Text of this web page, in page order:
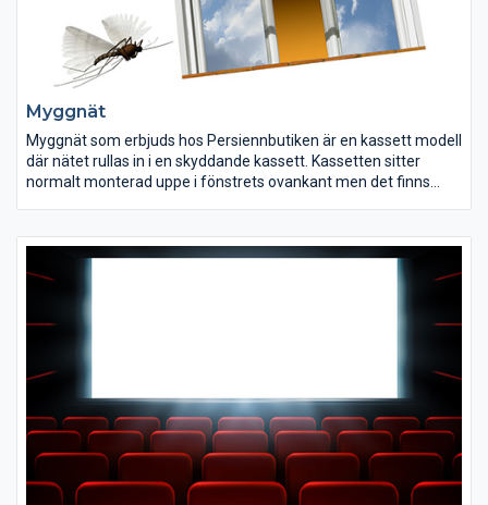
Myggnät
Myggnät som erbjuds hos Persiennbutiken är en kassett modell
där nätet rullas in i en skyddande kassett. Kassetten sitter
normalt monterad uppe i fönstrets ovankant men det finns
rulla ner nätet vid behov och lika lätt att rulla upp igen i en
handvändning. Konstruktionen är utrustad med en
fjädermekanism som ser till att nätet rullas ihop snabbt och
mekanism som ser till att upprullningen sker mjukt och